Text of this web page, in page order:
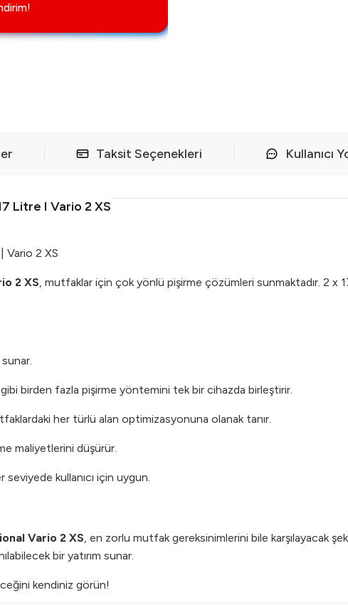
Taksit Seçenekleri Kullanıcı
Litre I Vario 2 XS
Vario 2 XS
2 XS, mutfaklar için çok yönlü pişirme çözümleri sunmaktadır. 2
birden fazla pişirme yöntemini tek bir cihazda birleştirir.
her türlü alan optimizasyonuna olanak tanır.
maliyetlerini düşürür.
seviyede kullanıcı için uygun.
Vario 2 XS, en zorlu mutfak gereksinimlerini bile karşılayacak
bir yatırım sunar.
kendiniz görün!